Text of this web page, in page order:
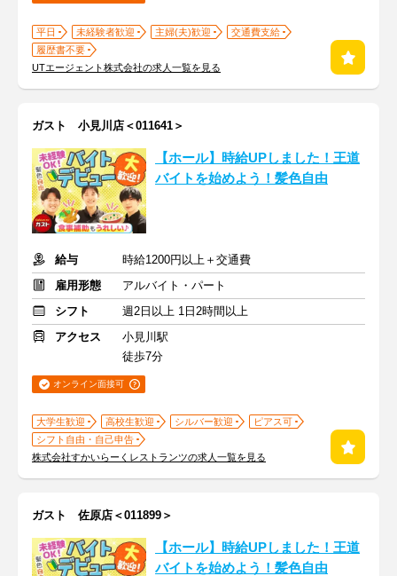
平日 未経験者歓迎 主婦(夫)歓迎
交通費支給
履歴書不要
UTエージェント株式会社の求人一覧を見る
ガスト 小見川店＜011641＞
【ホール】時給UPしました！王道
バイトを始めよう！髪色自由
給与
時給1200円以上＋交通費
雇用形態
アルバイト・パート
シフト
週2日以上 1日2時間以上
アクセス
小見川駅
徒歩7分
オンライン面接可
大学生歓迎 高校生歓迎 シルバー歓迎
ピアス可
シフト自由・自己申告
株式会社すかいらーくレストランツの求人一覧を見る
ガスト 佐原店＜011899＞
【ホール】時給UPしました！王道
バイトを始めよう！髪色自由